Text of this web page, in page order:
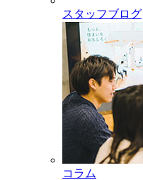
スタッフブログ
コラム